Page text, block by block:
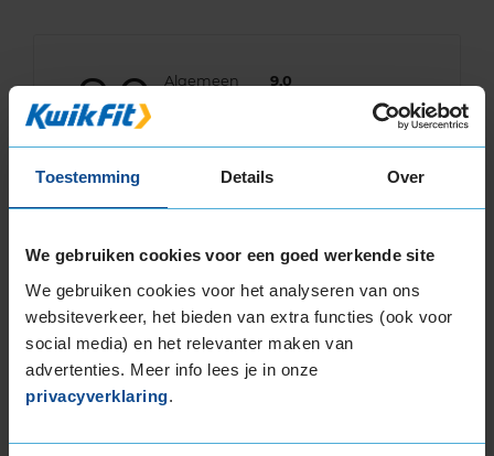
Toestemming Details Over
We gebruiken cookies voor een goed werkende site
We gebruiken cookies voor het analyseren van ons
websiteverkeer, het bieden van extra functies (ook voor
social media) en het relevanter maken van
advertenties. Meer info lees je in onze
privacyverklaring.
9,0 Algemeen
9,0
Comfort
9,0
Band
205/55R17 95V EXTRALOAD
Kilometer per jaar10.000 tot 25.000 km
8,0 Algemeen
8,0
Geluid
Comfort
8,0